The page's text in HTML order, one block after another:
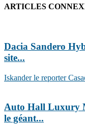
ARTICLES
Dacia Sandero
site...
Iskander le reporter
Auto Hall Luxury
le géant...